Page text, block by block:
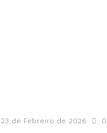
23 de Febreiro de 2026 0